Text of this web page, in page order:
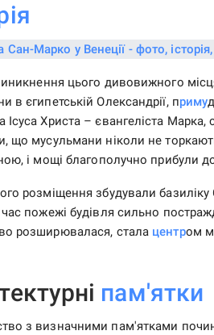
цього дивовижного місця
в єгипетській Олександрії, приму
Ісуса Христа – євангеліста
що мусульмани ніколи не
і мощі благополучно прибули
розміщення збудували
час пожежі будівля сильно
розширювалася, стала центром
пам'ятки
з визначними пам'ятками